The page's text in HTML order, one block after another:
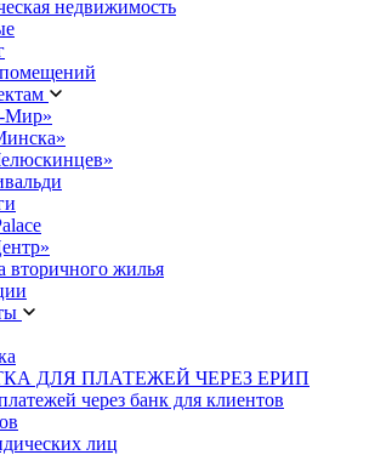
недвижимость
Мир»
вторичного жилья
ДЛЯ ПЛАТЕЖЕЙ ЧЕРЕЗ ЕРИП
через банк для клиентов
лиц